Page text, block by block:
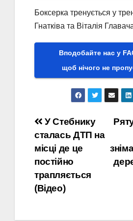
Боксерка тренується у
Гнатківа та Віталія
Вподобайте нас у
щоб нічого не
Навігація
записів
У Стебнику
сталась ДТП на
місці де це
постійно
трапляється
(Відео)